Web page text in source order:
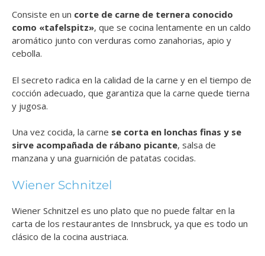
Consiste en un corte de carne de ternera conocido
como «tafelspitz», que se cocina lentamente en un caldo
aromático junto con verduras como zanahorias, apio y
cebolla.
El secreto radica en la calidad de la carne y en el tiempo de
cocción adecuado, que garantiza que la carne quede tierna
y jugosa.
Una vez cocida, la carne se corta en lonchas finas y se
sirve acompañada de rábano picante, salsa de
manzana y una guarnición de patatas cocidas.
Wiener Schnitzel
Wiener Schnitzel es uno plato que no puede faltar en la
carta de los restaurantes de Innsbruck, ya que es todo un
clásico de la cocina austriaca.